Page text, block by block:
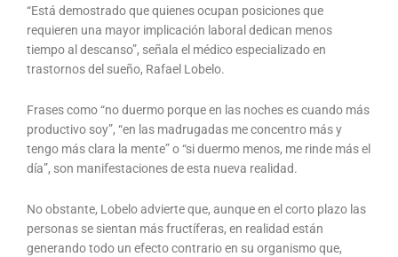
“Está demostrado que quienes ocupan posiciones que
requieren una mayor implicación laboral dedican menos
tiempo al descanso”, señala el médico especializado en
trastornos del sueño, Rafael Lobelo.
Frases como “no duermo porque en las noches es cuando más
productivo soy”, “en las madrugadas me concentro más y
tengo más clara la mente” o “si duermo menos, me rinde más el
día”, son manifestaciones de esta nueva realidad.
No obstante, Lobelo advierte que, aunque en el corto plazo las
personas se sientan más fructíferas, en realidad están
generando todo un efecto contrario en su organismo que,